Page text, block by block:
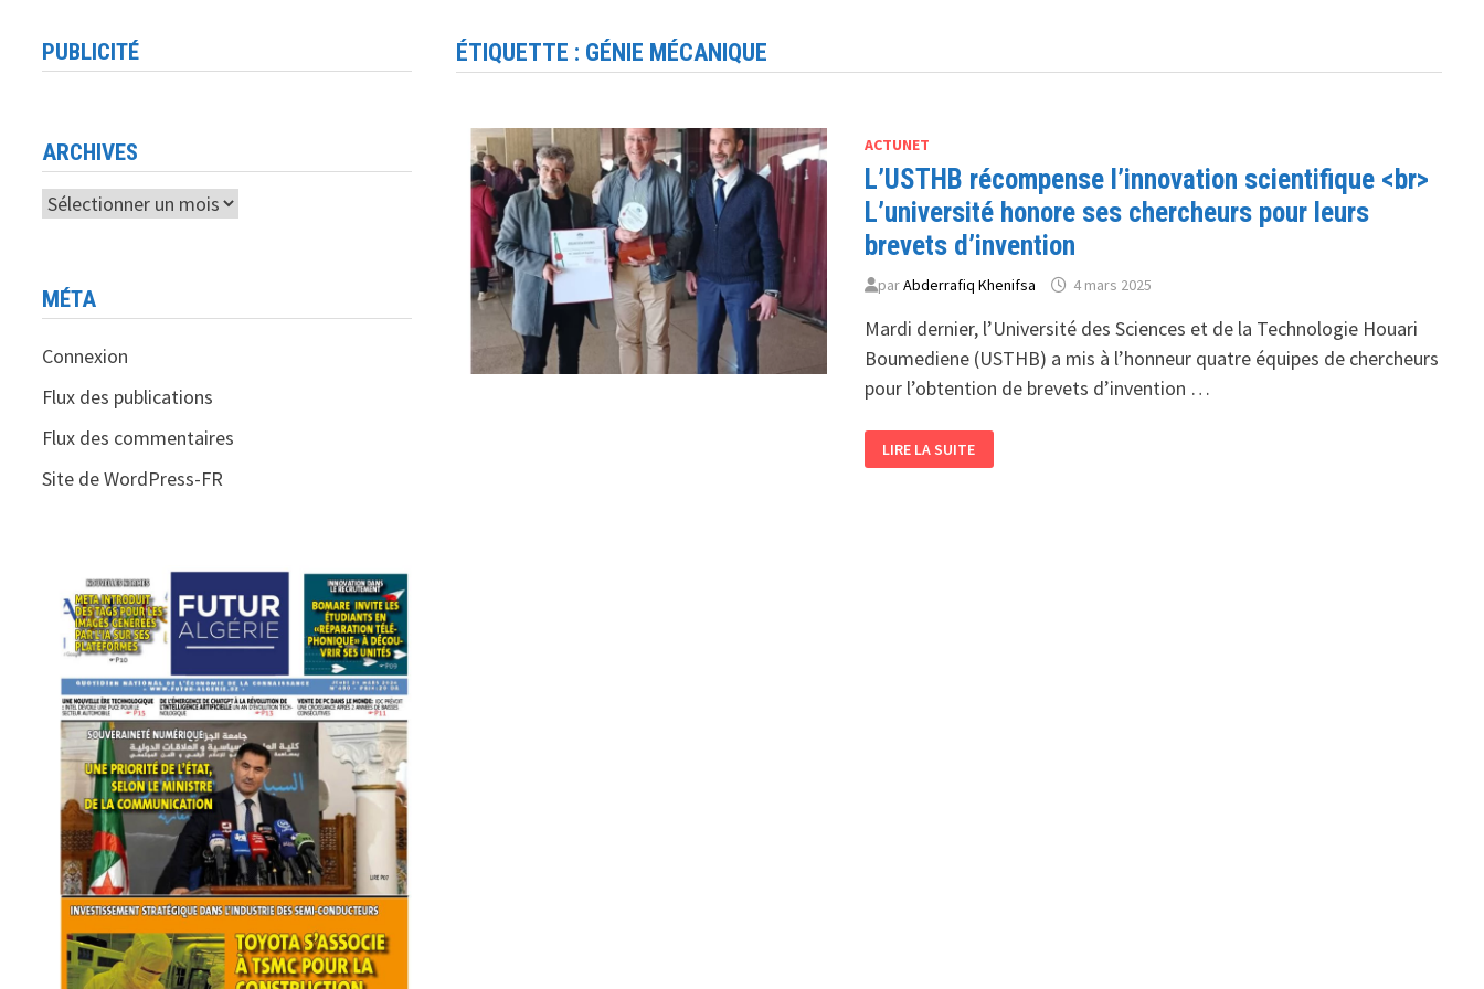
ÉTIQUETTE : GÉNIE MÉCANIQUE
ACTUNET
L’USTHB récompense l’innovation scientifique <br>
L’université honore ses chercheurs pour leurs
brevets d’invention
parAbderrafiq Khenifsa 4 mars 2025
Mardi dernier, l’Université des Sciences et de la Technologie Houari
Boumediene (USTHB) a mis à l’honneur quatre équipes de chercheurs
pour l’obtention de brevets d’invention …
RÉCOMPENSE
L’INNOVATION
LIRE LA SUITE
PUBLICITÉ
ARCHIVES
Archives
MÉTA
Connexion
Flux des publications
Flux des commentaires
Site de WordPress-FR